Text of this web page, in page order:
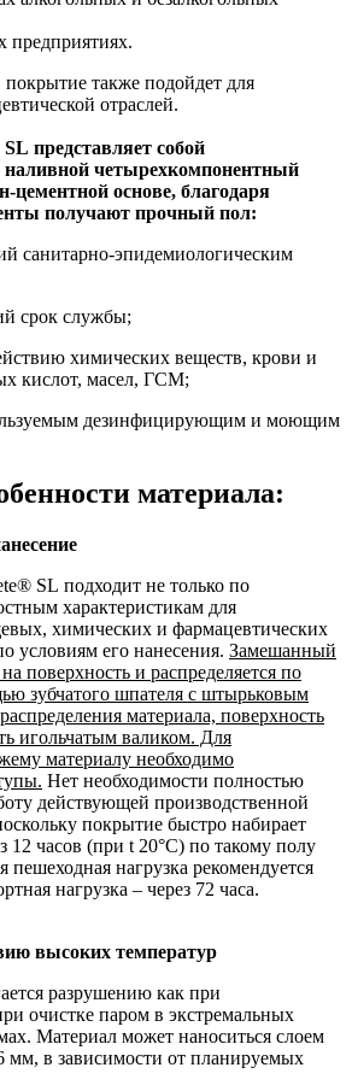
предприятиях.
также подойдет для
отраслей.
представляет собой
четырехкомпонентный
цементной основе, благодаря
получают прочный пол:
санитарно-эпидемиологическим
срок службы;
химических веществ, крови и
кислот, масел, ГСМ;
дезинфицирующим и моющим
материала:
SL подходит не только по
характеристикам для
химических и фармацевтических
условиям его нанесения. Замешанный
поверхность и распределяется по
зубчатого шпателя с штырьковым
материала, поверхность
игольчатым валиком. Для
материалу необходимо
Нет необходимости полностью
действующей производственной
покрытие быстро набирает
12 часов (при t 20°С) по такому полу
нагрузка рекомендуется
нагрузка – через 72 часа.
высоких температур
разрушению как при
очистке паром в экстремальных
Материал может наноситься слоем
мм, в зависимости от планируемых